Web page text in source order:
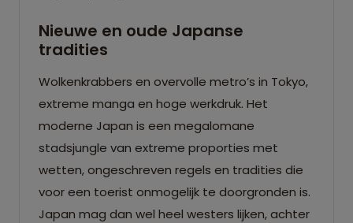
Nieuwe en oude Japanse
tradities
Wolkenkrabbers en overvolle metro’s in Tokyo,
extreme manga en hoge werkdruk. Het
moderne Japan is een megalomane
stadsjungle van extreme proporties met
wetten, ongeschreven regels en tradities die
voor een toerist onmogelijk te doorgronden is.
Japan mag dan wel heel westers lijken, achter